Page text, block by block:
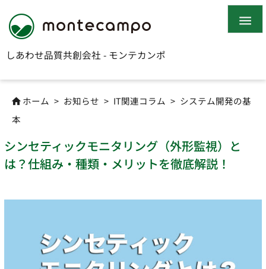
しあわせ品質共創会社 - モンテカンポ

 ホーム > お知らせ > IT関連コラム > システム開発の基
本
シンセティックモニタリング（外形監視）と
は？仕組み・種類・メリットを徹底解説！